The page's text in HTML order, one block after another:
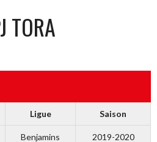
TORA
Ligue Saison
Benjamins 2019-2020